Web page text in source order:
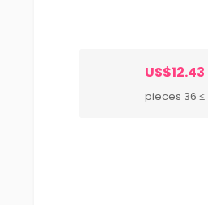
US$12.43
≥ 36 pieces